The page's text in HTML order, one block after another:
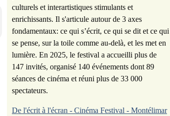
culturels et interartistiques stimulants et
enrichissants. Il s'articule autour de 3 axes
fondamentaux: ce qui s’écrit, ce qui se dit et ce qui
se pense, sur la toile comme au-delà, et les met en
lumière. En 2025, le festival a accueilli plus de
147 invités, organisé 140 événements dont 89
séances de cinéma et réuni plus de 33 000
spectateurs.
De l'écrit à l'écran - Cinéma Festival - Montélimar